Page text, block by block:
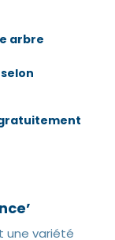
arbre
une variété